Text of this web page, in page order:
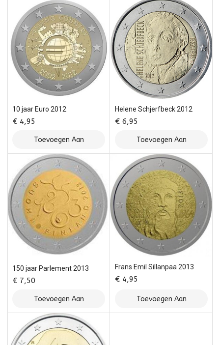
10 jaar Euro 2012
€ 4,95
Toevoegen Aan
Winkelwagen
Helene Schjerfbeck 2012
€ 6,95
Toevoegen Aan
Winkelwagen
150 jaar Parlement 2013
€ 7,50
Toevoegen Aan
Winkelwagen
Frans Emil Sillanpaa 2013
€ 4,95
Toevoegen Aan
Winkelwagen